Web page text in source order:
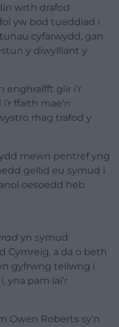
wrth drafod
yw bod tueddiad i
cyfarwydd, gan
y diwylliant y
enghraifft glir i’r
ffaith mae’n
rhag trafod y
mewn pentref yng
gellid eu symud i
oesoedd heb
yn symud
Cymreig, a da o beth
gyfrwng teilwng i
yna pam lai’r
Owen Roberts sy’n